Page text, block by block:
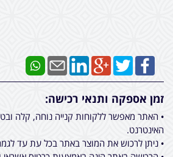
זמן אספקה ותנאי רכישה:
• האתר מאפשר ללקוחות קנייה נוחה, קלה
האינטרנט.
• ניתן לרכוש את המוצר באתר בכל עת עד